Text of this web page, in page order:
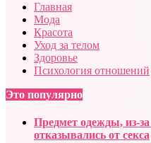
Главная
Мода
Красота
Уход за телом
Здоровье
Психология отношений
Это популярно
Предмет одежды, из-
отказывались от секса